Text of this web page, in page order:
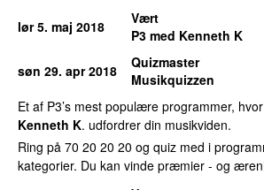
lør 5. maj 2018
Vært
P3 med Kenneth K
søn 29. apr 2018
Quizmaster
Musikquizzen
Et af P3’s mest populære programmer,
Kenneth K. udfordrer din musikviden.
Ring på 70 20 20 20 og quiz med i
kategorier. Du kan vinde præmier - og